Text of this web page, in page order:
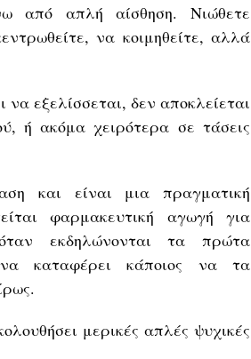
από απλή αίσθηση. Νιώθετε
να κοιμηθείτε, αλλά
εξελίσσεται, δεν αποκλείεται
ή ακόμα χειρότερα σε τάσεις
και είναι μια πραγματική
φαρμακευτική αγωγή για
εκδηλώνονται τα πρώτα
καταφέρει κάποιος να τα
μερικές απλές ψυχικές